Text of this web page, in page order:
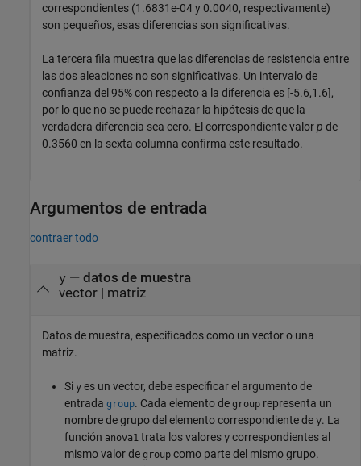
correspondientes (1.6831e-04 y 0.0040, respectivamente)
son pequeños, esas diferencias son significativas.
La tercera fila muestra que las diferencias de resistencia entre
las dos aleaciones no son significativas. Un intervalo de
confianza del 95% con respecto a la diferencia es [-5.6,1.6],
por lo que no se puede rechazar la hipótesis de que la
verdadera diferencia sea cero. El correspondiente valorp de
0.3560 en la sexta columna confirma este resultado.
Argumentos de entrada
contraer todo
y— datos de muestra
vector| matriz
Datos de muestra, especificados como un vector o una
matriz.
Si y es un vector, debe especificar el argumento de
entrada group. Cada elemento de group representa un
nombre de grupo del elemento correspondiente de y. La
función anova1 trata los valores y correspondientes al
mismo valor de group como parte del mismo grupo.